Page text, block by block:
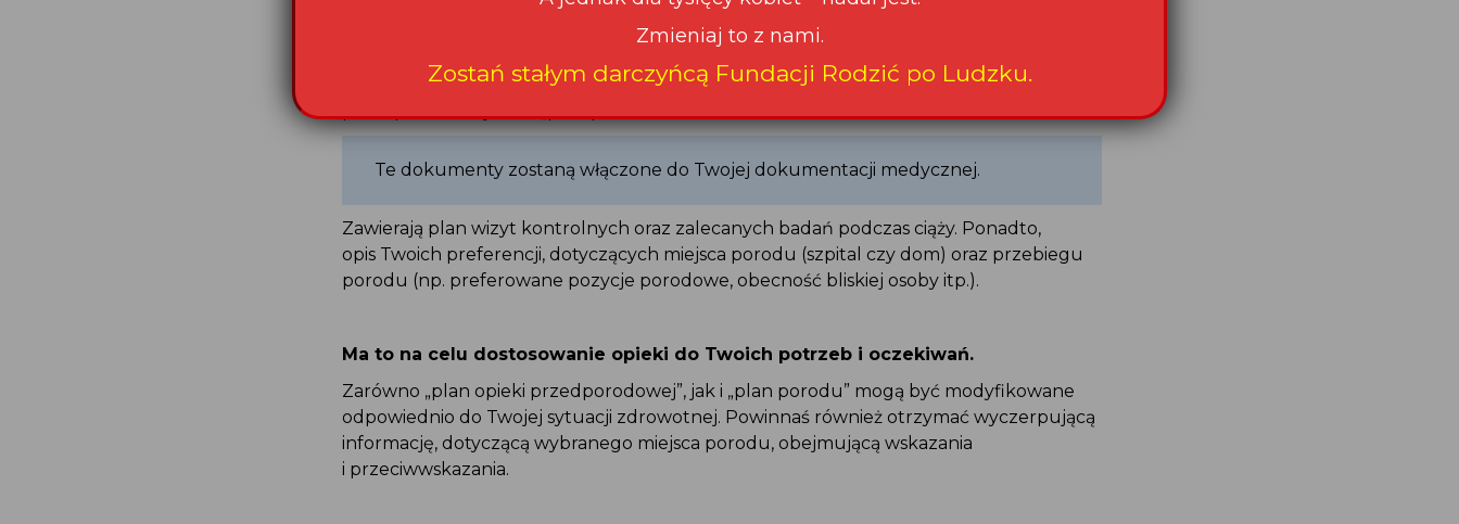
i porodu, opiekę nad pacjentką przejmuje lekarz specjalista w dziedzinie położnictwa
Podczas opieki w ciąży, razem z lekarzem/położną powinnaś ustalić „plan opieki
przedporodowej” oraz „plan porodu”.
Te dokumenty zostaną włączone do Twojej dokumentacji medycznej.
Zawierają plan wizyt kontrolnych oraz zalecanych badań podczas ciąży. Ponadto,
opis Twoich preferencji, dotyczących miejsca porodu (szpital czy dom) oraz przebiegu
porodu (np. preferowane pozycje porodowe, obecność bliskiej osoby itp.).
Ma to na celu dostosowanie opieki do Twoich potrzeb i oczekiwań.
Zarówno „plan opieki przedporodowej”, jak i „plan porodu” mogą być modyfikowane
odpowiednio do Twojej sytuacji zdrowotnej. Powinnaś również otrzymać wyczerpującą
informację, dotyczącą wybranego miejsca porodu, obejmującą wskazania
i przeciwwskazania.
Zmieniaj to z nami.
Zostań stałym darczyńcą Fundacji Rodzić po Ludzku.